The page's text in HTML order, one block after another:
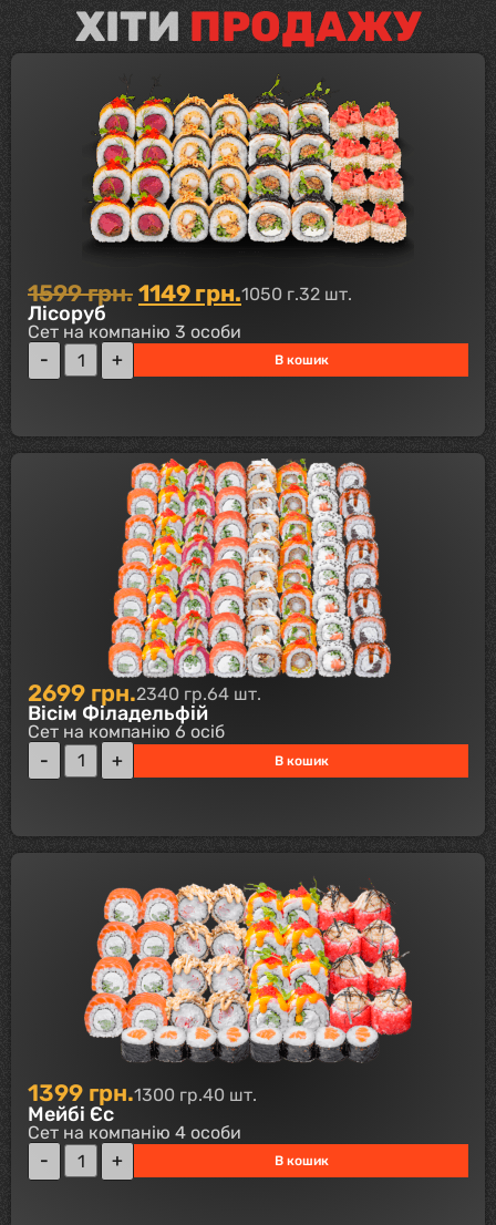
ХІТИ ПРОДАЖУ
1599грн. 1149 грн.1050 г.32 шт.
Лісоруб
Сет на компанію 3 особи
В кошик
2699 грн.2340 гр.64 шт.
Вісім Філадельфій
Сет на компанію 6 осіб
В кошик
1399 грн.1300 гр.40 шт.
Мейбі Єс
Сет на компанію 4 особи
В кошик